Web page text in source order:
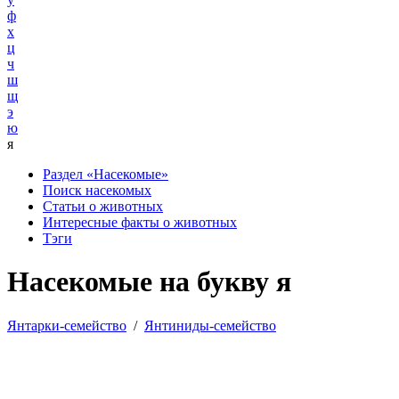
ф
х
ц
ч
ш
щ
э
ю
я
Раздел «Насекомые»
Поиск насекомых
Статьи о животных
Интересные факты о животных
Тэги
Насекомые на букву я
Янтарки-семейство / Янтиниды-семейство